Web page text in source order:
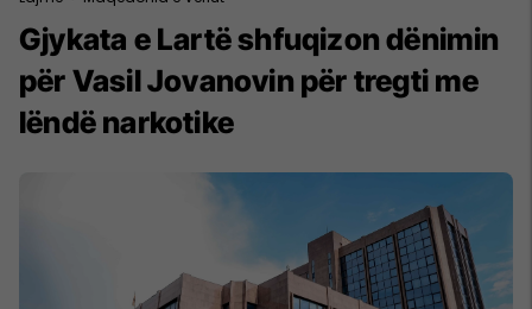
Gjykata e Lartë shfuqizon dënimin
për Vasil Jovanovin për tregti me
lëndë narkotike